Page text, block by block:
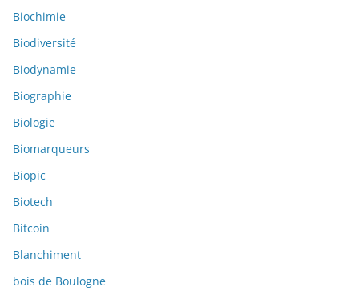
Biochimie
Biodiversité
Biodynamie
Biographie
Biologie
Biomarqueurs
Biopic
Biotech
Bitcoin
Blanchiment
bois de Boulogne